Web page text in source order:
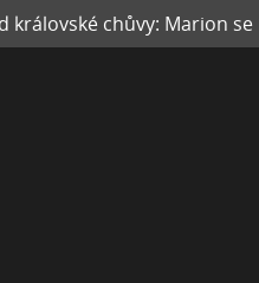
královské chůvy: Marion